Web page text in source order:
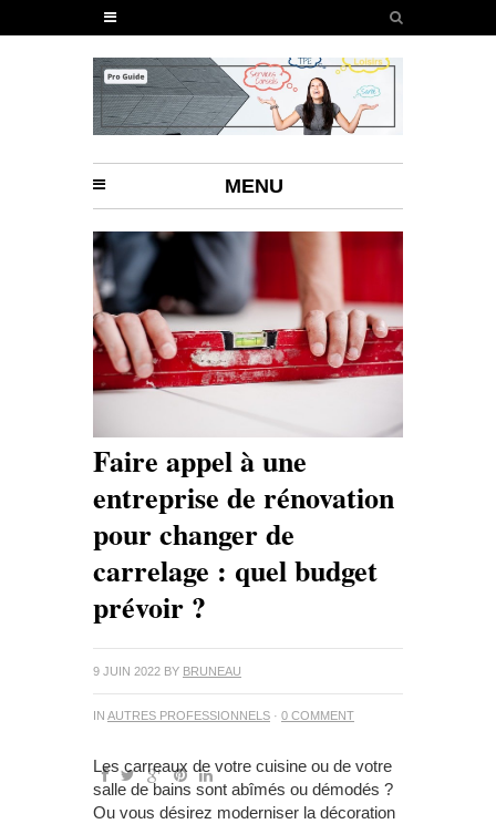
MENU
Faire appel à une
entreprise de rénovation
pour changer de
carrelage : quel budget
prévoir ?
9 JUIN 2022 BY BRUNEAU
IN AUTRES PROFESSIONNELS · 0 COMMENT
Les carreaux de votre cuisine ou de votre
salle de bains sont abîmés ou démodés ?
Ou vous désirez moderniser la décoration